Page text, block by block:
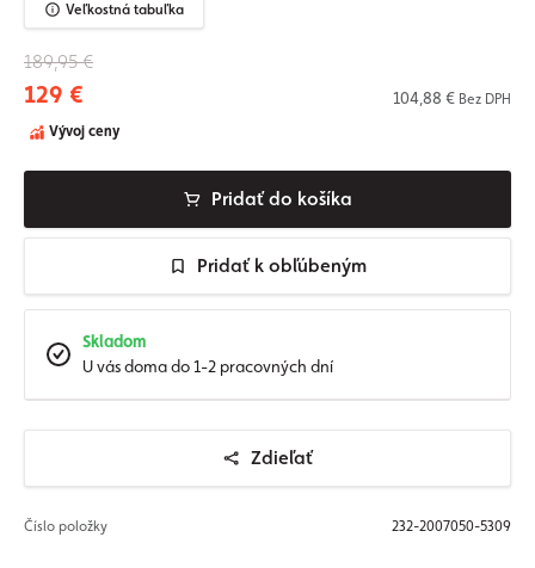
Veľkostná tabuľka
189,95 €
129 € 104,88 € Bez DPH
Vývoj ceny
Pridať do košíka
Pridať k obľúbeným
Skladom
U vás doma do 1-2 pracovných dní
Zdieľať
Číslo položky 232-2007050-5309